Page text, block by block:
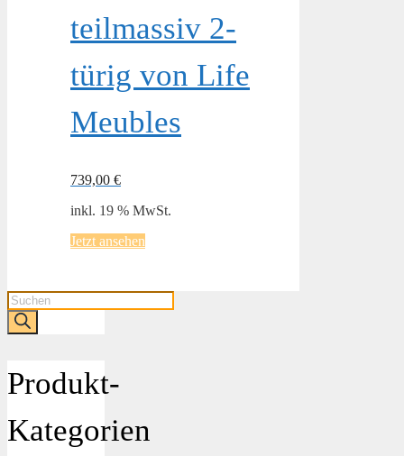
teilmassiv 2-
türig von Life
Meubles
739,00 €
inkl. 19 % MwSt.
Jetzt ansehen
Products
search
Produkt-
Kategorien